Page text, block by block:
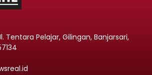
Tentara Pelajar, Gilingan, Banjarsari,